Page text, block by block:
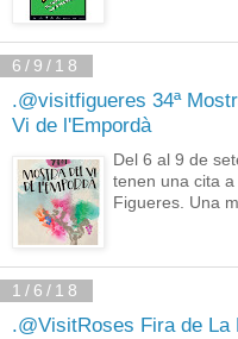
6/9/18
.@visitfigueres 34ª
Vi de l'Empordà
Del 6 al 9 de
tenen una cita
Figueres. Una
1/6/18
.@VisitRoses Fira de La